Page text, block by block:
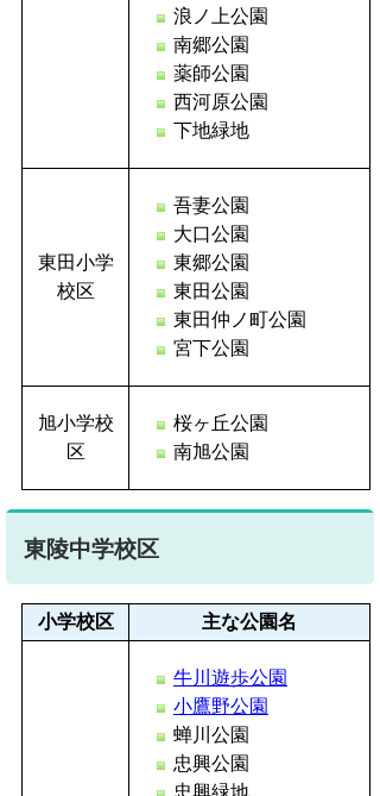
浪ノ上公園
南郷公園
薬師公園
西河原公園
下地緑地
東田小学
校区
吾妻公園
大口公園
東郷公園
東田公園
東田仲ノ町公園
宮下公園
旭小学校
区
桜ヶ丘公園
南旭公園
東陵中学校区
小学校区 主な公園名
牛川遊歩公園
小鷹野公園
蝉川公園
忠興公園
忠興緑地